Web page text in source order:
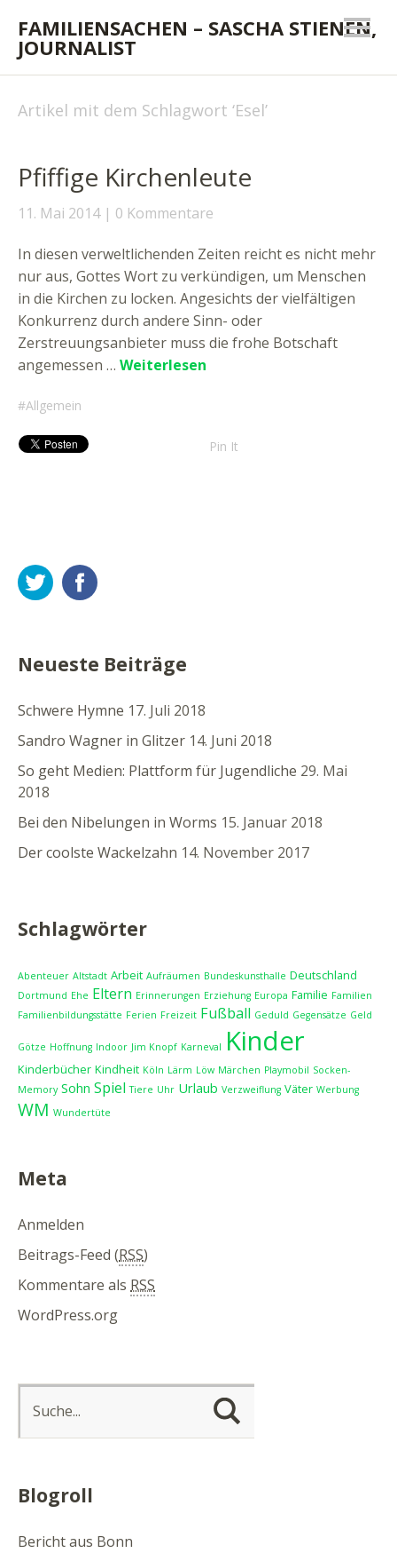
FAMILIENSACHEN – SASCHA STIENEN,
JOURNALIST
Artikel mit dem Schlagwort ‘Esel’
Pfiffige Kirchenleute
11. Mai 2014 0 Kommentare
In diesen verweltlichenden Zeiten reicht es nicht mehr
nur aus, Gottes Wort zu verkündigen, um Menschen
in die Kirchen zu locken. Angesichts der vielfältigen
Konkurrenz durch andere Sinn- oder
Zerstreuungsanbieter muss die frohe Botschaft
angemessen … Weiterlesen
Allgemein
Pin It
Twitter
Neueste Beiträge
Schwere Hymne 17. Juli 2018
Sandro Wagner in Glitzer 14. Juni 2018
So geht Medien: Plattform für Jugendliche 29. Mai
2018
Bei den Nibelungen in Worms 15. Januar 2018
Der coolste Wackelzahn 14. November 2017
Schlagwörter
Abenteuer Altstadt Arbeit Aufräumen Bundeskunsthalle Deutschland
Dortmund Ehe Eltern Erinnerungen Erziehung Europa Familie Familien
Familienbildungsstätte Ferien Freizeit Fußball Geduld Gegensätze Geld
Götze Hoffnung Indoor Jim Knopf Karneval Kinder
Kinderbücher Kindheit Köln Lärm Löw Märchen Playmobil Socken-
Memory Sohn Spiel Tiere Uhr Urlaub Verzweiflung Väter Werbung
WM Wundertüte
Meta
Anmelden
Beitrags-Feed (RSS)
Kommentare als RSS
WordPress.org
Blogroll
Bericht aus Bonn